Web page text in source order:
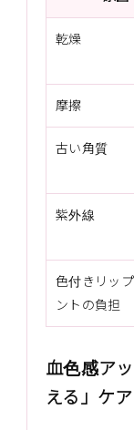
乾燥
摩擦
古い角質
紫外線
色付きリッ
ントの負担
血色感ア
える」ケ